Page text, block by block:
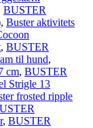
BUSTER
, Buster aktivitets
, BUSTER
til hund,
cm, BUSTER
Strigle 13
frosted ripple
, BUSTER